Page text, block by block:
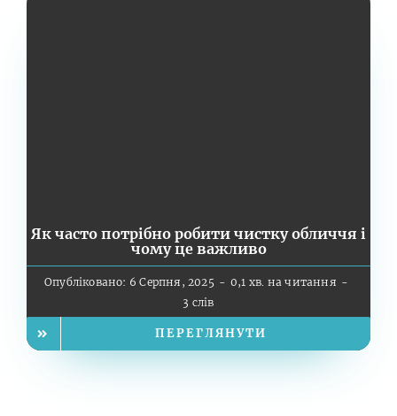
Як часто потрібно робити чистку обличчя і
чому це важливо
Опубліковано: 6 Серпня, 2025 - 0,1 хв. на читання -
3 слів
ПЕРЕГЛЯНУТИ